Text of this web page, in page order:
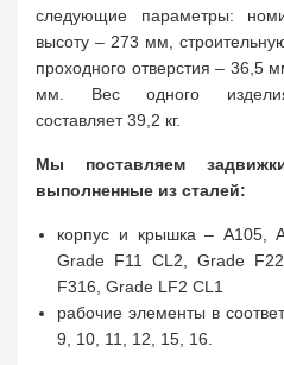
следующие параметры:
высоту – 273 мм,
проходного отверстия – 36,5
мм. Вес одного
составляет 39,2 кг.
Мы поставляем
выполненные из сталей:
корпус и крышка – A105,
Grade F11 CL2, Grade
F316, Grade LF2 CL1
рабочие элементы в
9, 10, 11, 12, 15, 16.